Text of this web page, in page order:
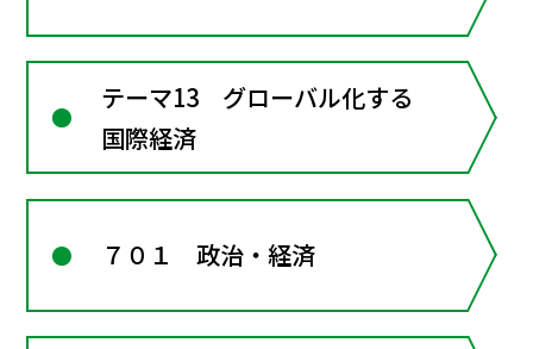
テーマ13 グローバル化する
国際経済
７０１ 政治・経済